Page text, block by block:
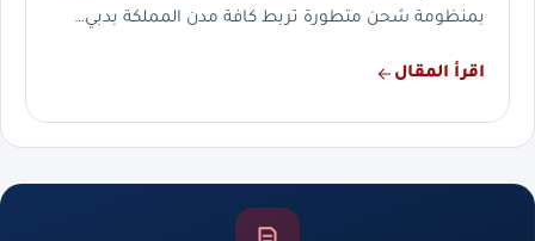
بمنظومة شحن متطورة تربط كافة مدن المملكة بدبي…
اقرأ المقال